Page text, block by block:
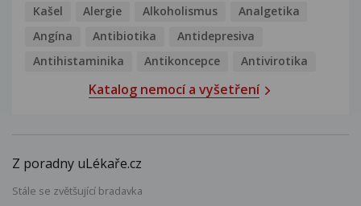
Kašel Alergie Alkoholismus
Analgetika
Angína
Antibiotika
Antidepresiva
Antihistaminika
Antikoncepce Antivirotika
Katalog nemocí a vyšetření
Z poradny uLékaře.cz
Stále se zvětšující bradavka